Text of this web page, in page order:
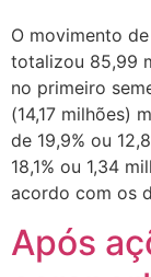
O movimento
totalizou 85,99
no primeiro
(14,17 milhões)
de 19,9% ou
18,1% ou 1,34
acordo com os
Após